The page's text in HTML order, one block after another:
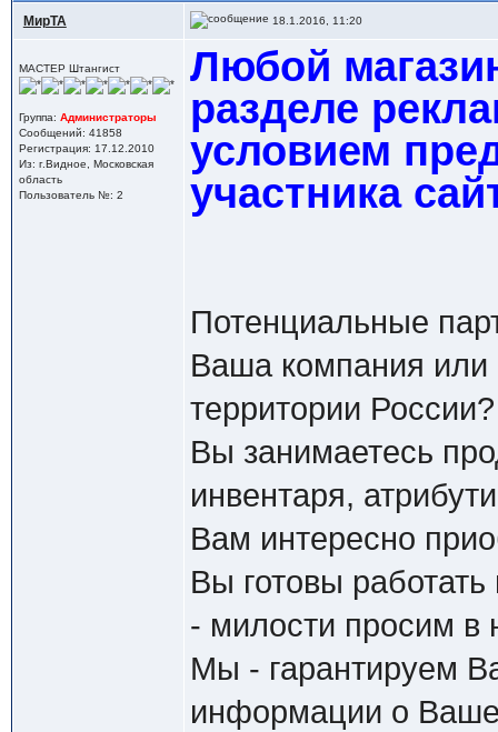
МирТА 18.1.2016, 11:20
МАСТЕР Штангист
Группа: Администраторы
Сообщений: 41858
Регистрация: 17.12.2010
Из: г.Видное, Московская
область
Пользователь №: 2
Любой
разделе
условием
участника
Потенциальные
Ваша компания или
территории России?
Вы занимаетесь
инвентаря,
Вам интересно
Вы готовы
- милости просим в
Мы - гарантируем
информации о